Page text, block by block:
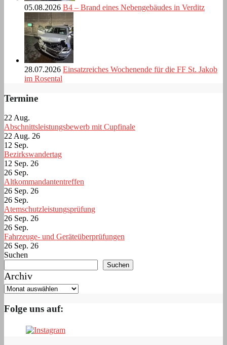
05.08.2026 B4 – Brand eines Nebengebäudes in Verditz
28.07.2026 Einsatzreiches Wochenende für die FF St. Jakob
im Rosental
Termine
22 Aug.
Abschnittsleistungsbewerb mit Cupfinale
22 Aug. 26
12 Sep.
Bezirkswandertag
12 Sep. 26
26 Sep.
Altkommandantentreffen
26 Sep. 26
26 Sep.
Atemschutzleistungsprüfung
26 Sep. 26
26 Sep.
Fahrzeuge- und Geräteüberprüfungen
26 Sep. 26
Suchen
Suchen
Archiv
Folge uns auf: